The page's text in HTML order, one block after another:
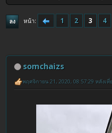
ลง หน้า 1 2 3 4
somchaizs
พฤศจิกายน 21, 2020, 08:57:29 หลังเที่